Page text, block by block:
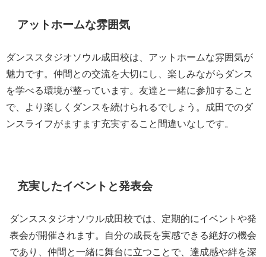
アットホームな雰囲気
ダンススタジオソウル成田校は、アットホームな雰囲気が
魅力です。仲間との交流を大切にし、楽しみながらダンス
を学べる環境が整っています。友達と一緒に参加すること
で、より楽しくダンスを続けられるでしょう。成田でのダ
ンスライフがますます充実すること間違いなしです。
充実したイベントと発表会
ダンススタジオソウル成田校では、定期的にイベントや発
表会が開催されます。自分の成長を実感できる絶好の機会
であり、仲間と一緒に舞台に立つことで、達成感や絆を深